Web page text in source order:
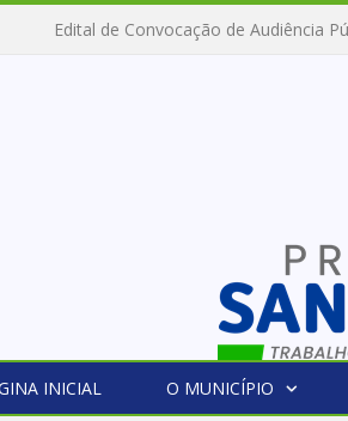
Lei Aldir Blanc 2026
INICIAL O MUNICÍPIO